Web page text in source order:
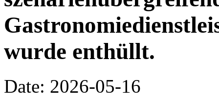
wurde enthüllt.
Date: 2026-05-16